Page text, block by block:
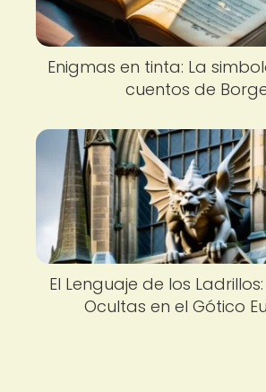
Enigmas en tinta: La
cuentos de
El Lenguaje de los
Ocultas en el Gótico